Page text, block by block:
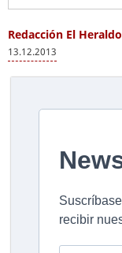
Redacción El Heraldo
13.12.2013